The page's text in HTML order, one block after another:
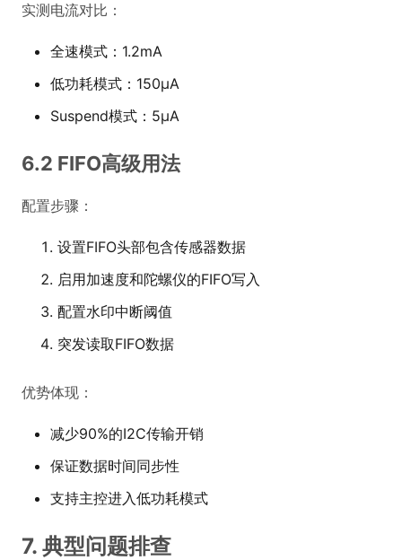
实测电流对比：
全速模式：1.2mA
低功耗模式：150μA
Suspend模式：5μA
6.2 FIFO高级用法
配置步骤：
设置FIFO头部包含传感器数据
启用加速度和陀螺仪的FIFO写入
配置水印中断阈值
突发读取FIFO数据
优势体现：
减少90%的I2C传输开销
保证数据时间同步性
支持主控进入低功耗模式
7. 典型问题排查